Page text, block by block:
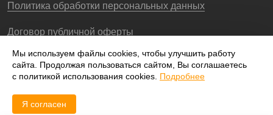
Политика обработки персональных данных
Договор публичной оферты
© 2009-2026 – ООО «Роллгео»
Мы используем файлы cookies, чтобы улучшить работу
сайта. Продолжая пользоваться сайтом, Вы соглашаетесь
с политикой использования cookies. Подробнее
Я согласен